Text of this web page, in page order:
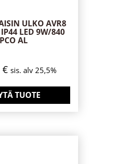
ULKO AVR8
LED 9W/840
PCO AL
€ sis. alv 25,5%
TUOTE